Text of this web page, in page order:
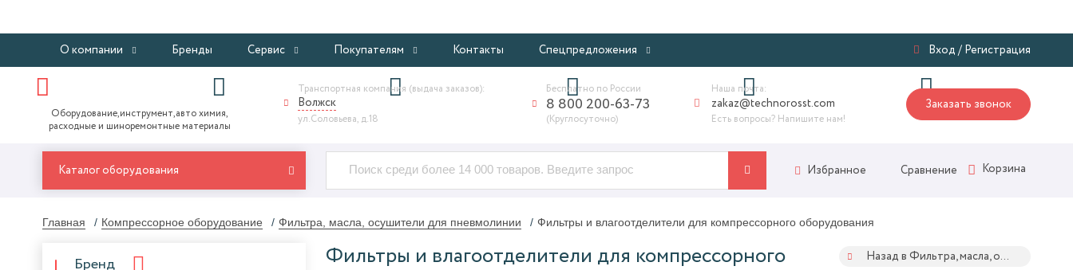
О компании Бренды Сервис Покупателям Контакты Спецпредложения Вход / Регистрация
Оборудование,инструмент,авто химия,
расходные и шиноремонтные материалы
Транспортная компания (выдача заказов):
Волжск
ул.Соловьева, д.18
Бесплатно по России
8 800 200-63-73
(Круглосуточно)
Наша почта:
zakaz@technorosst.com
Есть вопросы? Напишите нам!
Заказать звонок
Каталог оборудования Избранное Сравнение Корзина
Главная Компрессорное оборудование Фильтра, масла, осушители для пневмолинии Фильтры и влагоотделители для компрессорного оборудования
Бренд
Фильтры и влагоотделители для компрессорного
Назад в Фильтра, масла, осушители для пневмолинии